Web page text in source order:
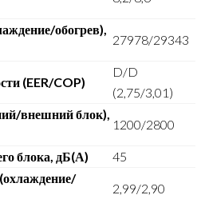
обогрев),
27978/29343
(EER/COP)
D/D
(2,75/3,01)
внешний блок),
1200/2800
блока, дБ(А)
45
2,99/2,90